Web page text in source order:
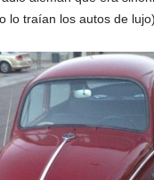
lo traían los autos de lujo).